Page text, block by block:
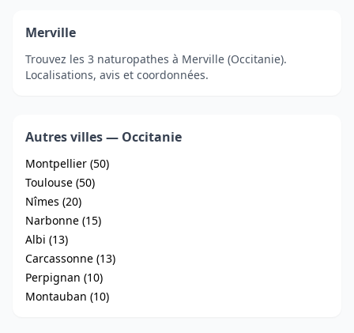
Merville
Trouvez les 3 naturopathes à Merville (Occitanie).
Localisations, avis et coordonnées.
Autres villes — Occitanie
Montpellier (50)
Toulouse (50)
Nîmes (20)
Narbonne (15)
Albi (13)
Carcassonne (13)
Perpignan (10)
Montauban (10)